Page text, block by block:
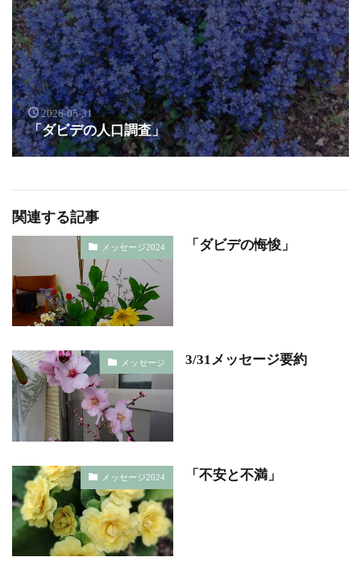
2026-05-31
「ダビデの人口調査」
関連する記事
メッセージ2024 「ダビデの悔悛」
メッセージ 3/31メッセージ要約
メッセージ2024 「不安と不満」